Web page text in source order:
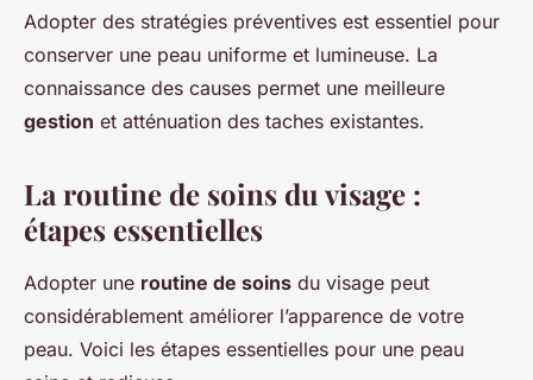
Adopter des stratégies préventives est essentiel pour
conserver une peau uniforme et lumineuse. La
connaissance des causes permet une meilleure
gestion et atténuation des taches existantes.
La routine de soins du visage :
étapes essentielles
Adopter une routine de soins du visage peut
considérablement améliorer l’apparence de votre
peau. Voici les étapes essentielles pour une peau